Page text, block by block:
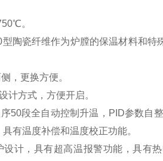
。
陶瓷纤维作为炉膛的保温材料和特
，更换方便。
计方式，方便开启。
50段全自动控制升温，PID参数自
有温度补偿和温度校正功能。
计，具有超高温报警功能，具有